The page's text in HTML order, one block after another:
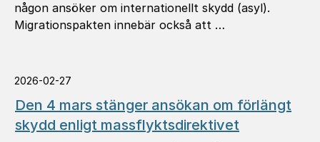
någon ansöker om internationellt skydd (asyl).
Migrationspakten innebär också att …
2026-02-27
Den 4 mars stänger ansökan om förlängt
skydd enligt massflyktsdirektivet